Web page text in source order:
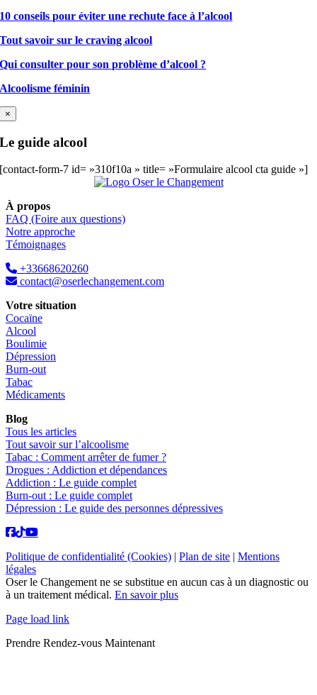
10 conseils pour éviter une rechute face à l’alcool
Tout savoir sur le craving alcool
Qui consulter pour son problème d’alcool ?
Alcoolisme féminin
×
Le guide alcool
[contact-form-7 id= »310f10a » title= »Formulaire alcool cta guide »]
À propos
FAQ (Foire aux questions)
Notre approche
Témoignages
+33668620260
contact@oserlechangement.com
Votre situation
Cocaïne
Alcool
Boulimie
Dépression
Burn-out
Tabac
Médicaments
Blog
Tous les articles
Tout savoir sur l’alcoolisme
Tabac : Comment arrêter de fumer ?
Drogues : Addiction et dépendances
Addiction : Le guide complet
Burn-out : Le guide complet
Dépression : Le guide des personnes dépressives
Politique de confidentialité (Cookies) | Plan de site | Mentions
légales
Oser le Changement ne se substitue en aucun cas à un diagnostic ou
à un traitement médical. En savoir plus
Page load link
Prendre Rendez-vous Maintenant